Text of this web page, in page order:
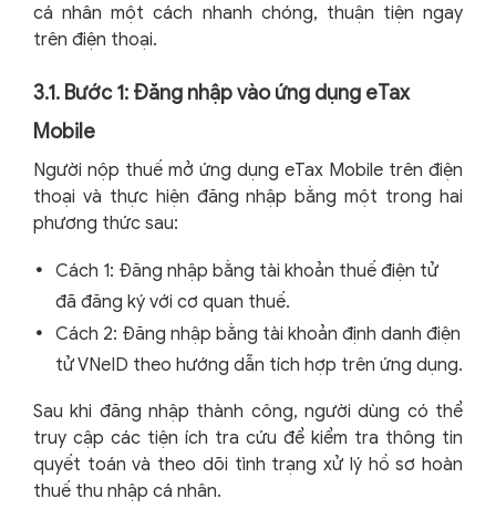
cá nhân một cách nhanh chóng, thuận tiện ngay
trên điện thoại.
3.1. Bước 1: Đăng nhập vào ứng dụng eTax
Mobile
Người nộp thuế mở ứng dụng eTax Mobile trên điện
thoại và thực hiện đăng nhập bằng một trong hai
phương thức sau:
Cách 1: Đăng nhập bằng tài khoản thuế điện tử
đã đăng ký với cơ quan thuế.
Cách 2: Đăng nhập bằng tài khoản định danh điện
tử VNeID theo hướng dẫn tích hợp trên ứng dụng.
Sau khi đăng nhập thành công, người dùng có thể
truy cập các tiện ích tra cứu để kiểm tra thông tin
quyết toán và theo dõi tình trạng xử lý hồ sơ hoàn
thuế thu nhập cá nhân.